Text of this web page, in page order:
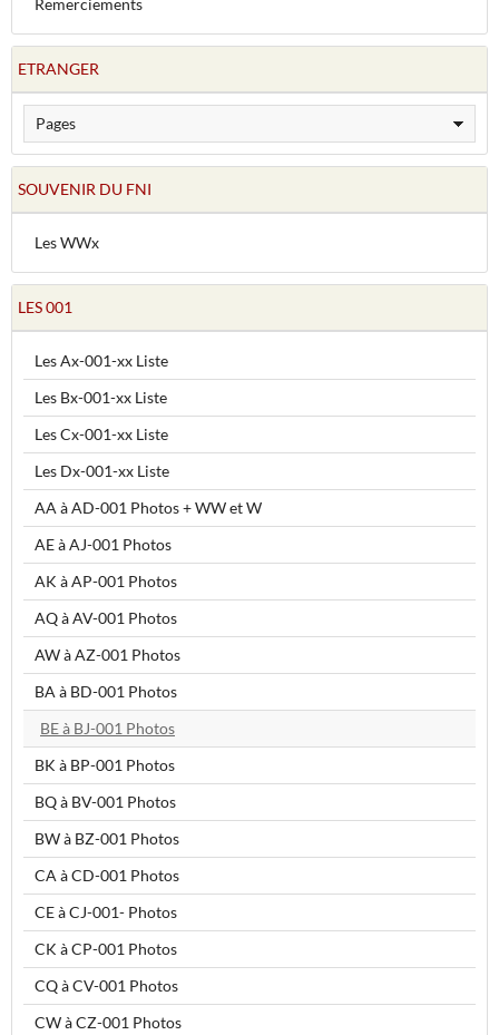
Remerciements
ETRANGER
SOUVENIR DU FNI
Les WWx
LES 001
Les Ax-001-xx Liste
Les Bx-001-xx Liste
Les Cx-001-xx Liste
Les Dx-001-xx Liste
AA à AD-001 Photos + WW et W
AE à AJ-001 Photos
AK à AP-001 Photos
AQ à AV-001 Photos
AW à AZ-001 Photos
BA à BD-001 Photos
BE à BJ-001 Photos
BK à BP-001 Photos
BQ à BV-001 Photos
BW à BZ-001 Photos
CA à CD-001 Photos
CE à CJ-001- Photos
CK à CP-001 Photos
CQ à CV-001 Photos
CW à CZ-001 Photos